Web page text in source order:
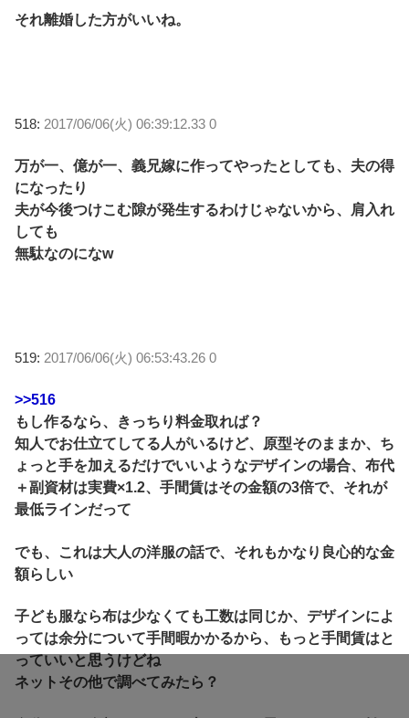
それ離婚した方がいいね。
518: 2017/06/06(火) 06:39:12.33 0
万が一、億が一、義兄嫁に作ってやったとしても、夫の得
になったり
夫が今後つけこむ隙が発生するわけじゃないから、肩入れ
しても
無駄なのになw
519: 2017/06/06(火) 06:53:43.26 0
>>516
もし作るなら、きっちり料金取れば？
知人でお仕立てしてる人がいるけど、原型そのままか、ち
ょっと手を加えるだけでいいようなデザインの場合、布代
＋副資材は実費×1.2、手間賃はその金額の3倍で、それが
最低ラインだって
でも、これは大人の洋服の話で、それもかなり良心的な金
額らしい
子ども服なら布は少なくても工数は同じか、デザインによ
っては余分について手間暇かかるから、もっと手間賃はと
っていいと思うけどね
ネットその他で調べてみたら？